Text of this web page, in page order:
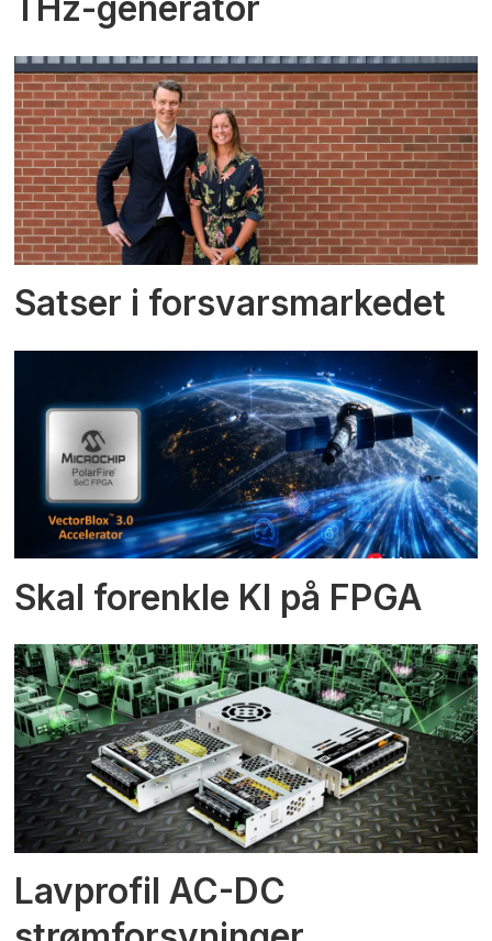
Satser i forsvarsmarkedet
Skal forenkle KI på FPGA
Lavprofil AC-DC